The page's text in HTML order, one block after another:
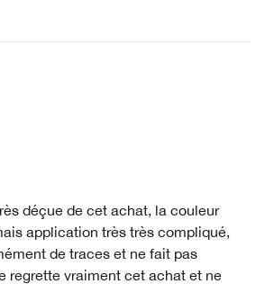
déçue de cet achat, la couleur
application très très compliqué,
de traces et ne fait pas
regrette vraiment cet achat et ne